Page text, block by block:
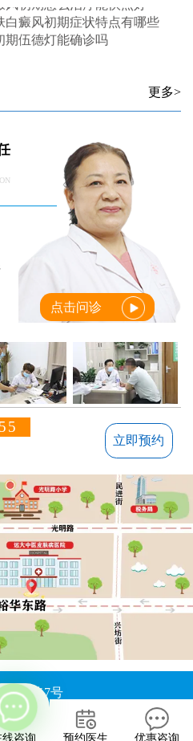
白癜风初期症状特点有哪些
期伍德灯能确诊吗
更多>
点击问诊
立即预约
华东路7号
中医皮肤病医院
线咨询
您的联系方式，稍后联系您
预约医生 优惠咨询